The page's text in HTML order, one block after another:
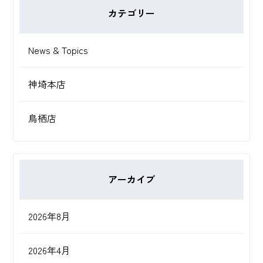
カテゴリー
News & Topics
神埼本店
鳥栖店
アーカイブ
2026年8月
2026年4月